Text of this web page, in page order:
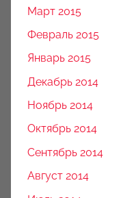
Март 2015
Февраль 2015
Январь 2015
Декабрь 2014
Ноябрь 2014
Октябрь 2014
Сентябрь 2014
Август 2014